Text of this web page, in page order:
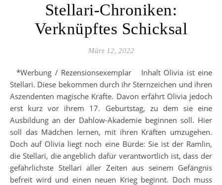
Stellari-Chroniken:
Verknüpftes Schicksal
März 12, 2022
*Werbung / Rezensionsexemplar Inhalt Olivia ist eine
Stellari. Diese bekommen durch ihr Sternzeichen und ihren
Aszendenten magische Kräfte. Davon erfährt Olivia jedoch
erst kurz vor ihrem 17. Geburtstag, zu dem sie eine
Ausbildung an der Dahlow-Akademie beginnen soll. Hier
soll das Mädchen lernen, mit ihren Kräften umzugehen.
Doch auf Olivia liegt noch eine Bürde: Sie ist der Ramlin,
die Stellari, die angeblich dafür verantwortlich ist, dass der
gefährlichste Stellari aller Zeiten aus seinem Gefängnis
befreit wird und einen neuen Krieg beginnt. Doch muss